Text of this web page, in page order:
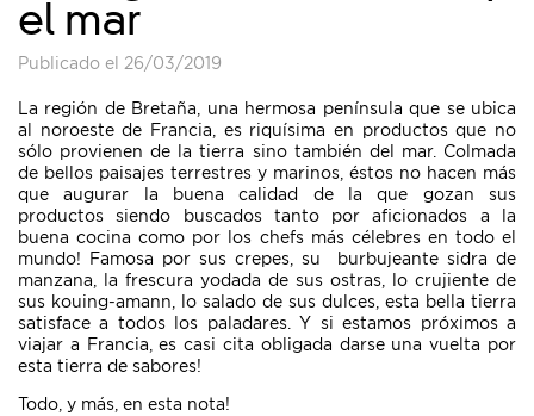
el mar
Publicado el 26/03/2019
La región de Bretaña, una hermosa península que se ubica
al noroeste de Francia, es riquísima en productos que no
sólo provienen de la tierra sino también del mar. Colmada
de bellos paisajes terrestres y marinos, éstos no hacen más
que augurar la buena calidad de la que gozan sus
productos siendo buscados tanto por aficionados a la
buena cocina como por los chefs más célebres en todo el
mundo! Famosa por sus crepes, su burbujeante sidra de
manzana, la frescura yodada de sus ostras, lo crujiente de
sus kouing-amann, lo salado de sus dulces, esta bella tierra
satisface a todos los paladares. Y si estamos próximos a
viajar a Francia, es casi cita obligada darse una vuelta por
esta tierra de sabores!
Todo, y más, en esta nota!